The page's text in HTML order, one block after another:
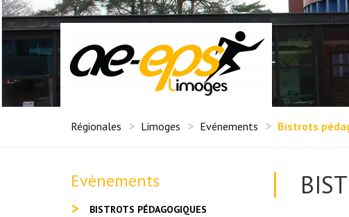
Régionales Limoges Evénements Bistrots
Evènements
BISTROTS PÉDAGOGIQUES